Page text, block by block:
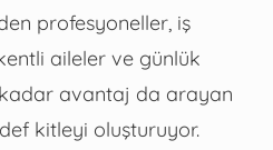
profesyoneller, iş
aileler ve günlük
avantaj da arayan
kitleyi oluşturuyor.